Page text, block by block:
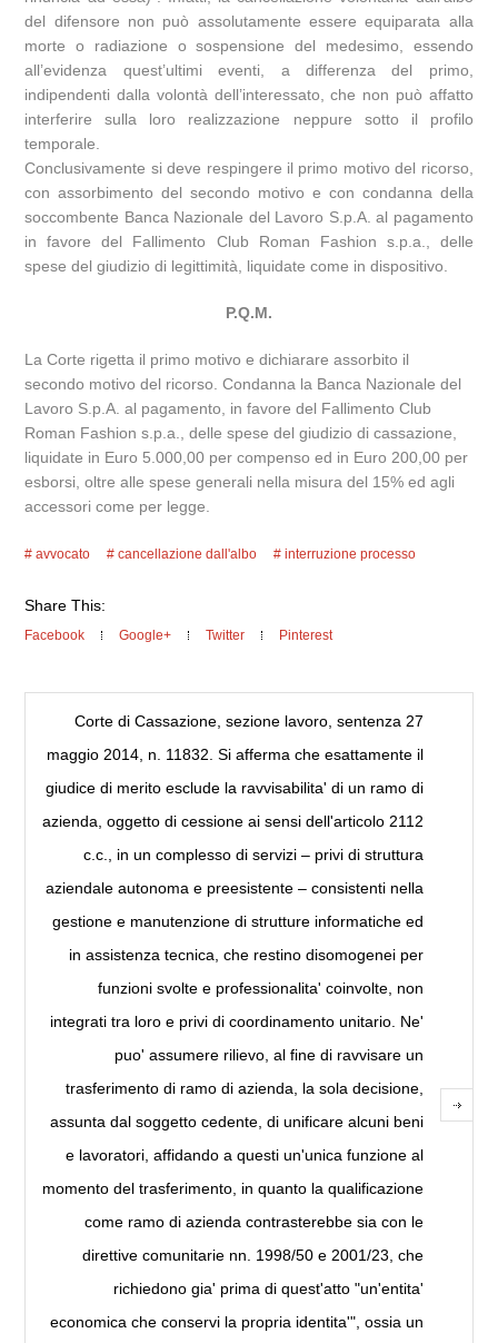
del difensore non può assolutamente essere equiparata alla
morte o radiazione o sospensione del medesimo, essendo
all’evidenza quest’ultimi eventi, a differenza del primo,
indipendenti dalla volontà dell’interessato, che non può affatto
interferire sulla loro realizzazione neppure sotto il profilo
temporale.
Conclusivamente si deve respingere il primo motivo del ricorso,
con assorbimento del secondo motivo e con condanna della
soccombente Banca Nazionale del Lavoro S.p.A. al pagamento
in favore del Fallimento Club Roman Fashion s.p.a., delle
spese del giudizio di legittimità, liquidate come in dispositivo.
P.Q.M.
La Corte rigetta il primo motivo e dichiarare assorbito il
secondo motivo del ricorso. Condanna la Banca Nazionale del
Lavoro S.p.A. al pagamento, in favore del Fallimento Club
Roman Fashion s.p.a., delle spese del giudizio di cassazione,
liquidate in Euro 5.000,00 per compenso ed in Euro 200,00 per
esborsi, oltre alle spese generali nella misura del 15% ed agli
accessori come per legge.
avvocato cancellazione dall'albo interruzione processo
Share This:
Facebook Google+ Twitter Pinterest
Corte di Cassazione, sezione lavoro, sentenza 27
maggio 2014, n. 11832. Si afferma che esattamente il
giudice di merito esclude la ravvisabilita' di un ramo di
azienda, oggetto di cessione ai sensi dell'articolo 2112
c.c., in un complesso di servizi – privi di struttura
aziendale autonoma e preesistente – consistenti nella
gestione e manutenzione di strutture informatiche ed
in assistenza tecnica, che restino disomogenei per
funzioni svolte e professionalita' coinvolte, non
integrati tra loro e privi di coordinamento unitario. Ne'
puo' assumere rilievo, al fine di ravvisare un
trasferimento di ramo di azienda, la sola decisione,
assunta dal soggetto cedente, di unificare alcuni beni
e lavoratori, affidando a questi un'unica funzione al
momento del trasferimento, in quanto la qualificazione
come ramo di azienda contrasterebbe sia con le
direttive comunitarie nn. 1998/50 e 2001/23, che
richiedono gia' prima di quest'atto "un'entita'
economica che conservi la propria identita'", ossia un